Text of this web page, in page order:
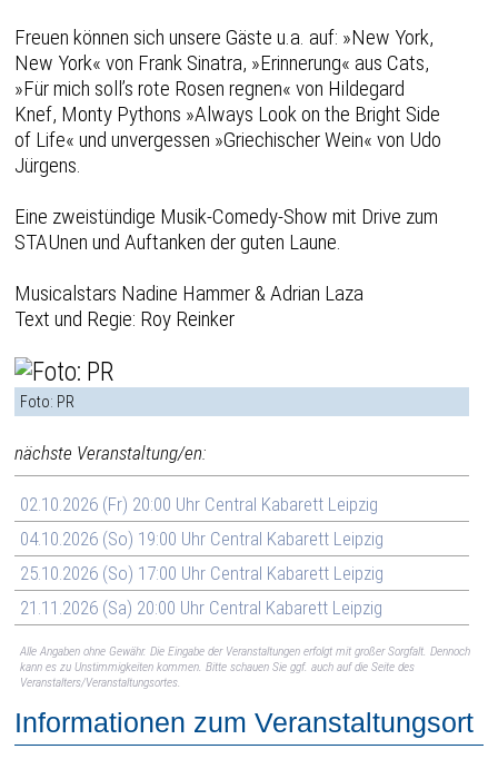
Freuen können sich unsere Gäste u.a. auf: »New York,
New York« von Frank Sinatra, »Erinnerung« aus Cats,
»Für mich soll’s rote Rosen regnen« von Hildegard
Knef, Monty Pythons »Always Look on the Bright Side
of Life« und unvergessen »Griechischer Wein« von Udo
Jürgens.
Eine zweistündige Musik-Comedy-Show mit Drive zum
STAUnen und Auftanken der guten Laune.
Musicalstars Nadine Hammer & Adrian Laza
Text und Regie: Roy Reinker
Foto: PR
nächste Veranstaltung/en:
02.10.2026 (Fr) 20:00 Uhr Central Kabarett Leipzig
04.10.2026 (So) 19:00 Uhr Central Kabarett Leipzig
25.10.2026 (So) 17:00 Uhr Central Kabarett Leipzig
21.11.2026 (Sa) 20:00 Uhr Central Kabarett Leipzig
Alle Angaben ohne Gewähr. Die Eingabe der Veranstaltungen erfolgt mit großer Sorgfalt. Dennoch
kann es zu Unstimmigkeiten kommen. Bitte schauen Sie ggf. auch auf die Seite des
Veranstalters/Veranstaltungsortes.
Informationen zum Veranstaltungsort